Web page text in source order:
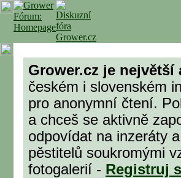
Grower.cz je největší
českém i slovenském
pro anonymní čtení.
a chceš se aktivně
odpovídat na inzeráty
pěstitelů soukromými
fotogalerií - Registruj